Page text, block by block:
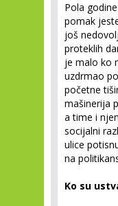
Pola
pomak
još
proteklih
je malo ko
uzdrmao
početne
mašinerija
a time i
socijalni
ulice
na
Ko su